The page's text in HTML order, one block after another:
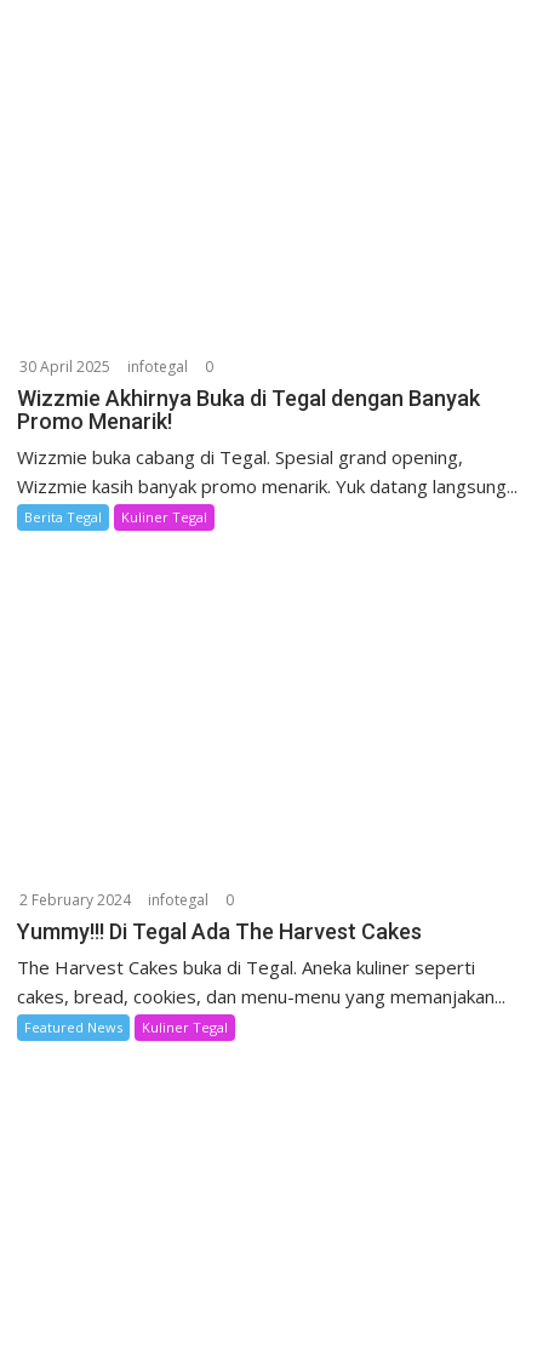
30 April 2025 infotegal 0
Wizzmie Akhirnya Buka di Tegal dengan Banyak
Promo Menarik!
Wizzmie buka cabang di Tegal. Spesial grand opening,
Wizzmie kasih banyak promo menarik. Yuk datang langsung...
Berita Tegal Kuliner Tegal
2 February 2024 infotegal 0
Yummy!!! Di Tegal Ada The Harvest Cakes
The Harvest Cakes buka di Tegal. Aneka kuliner seperti
cakes, bread, cookies, dan menu-menu yang memanjakan...
Featured News Kuliner Tegal